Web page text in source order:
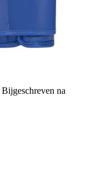
Bijgeschreven na